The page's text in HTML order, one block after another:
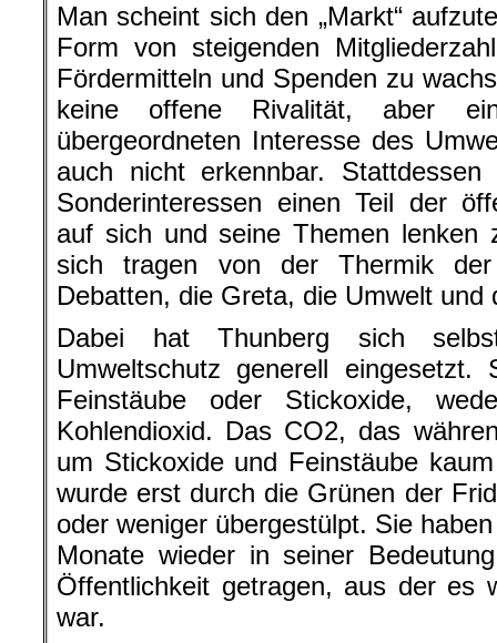
Man scheint sich den „Markt“
Form von steigenden
Fördermitteln und Spenden zu
keine offene Rivalität, aber
übergeordneten Interesse des
auch nicht erkennbar.
Sonderinteressen einen Teil der
auf sich und seine Themen lenken
sich tragen von der Thermik
Debatten, die Greta, die Umwelt
Dabei hat Thunberg sich
Umweltschutz generell
Feinstäube oder Stickoxide,
Kohlendioxid. Das CO2, das
um Stickoxide und Feinstäube
wurde erst durch die Grünen der
oder weniger übergestülpt. Sie
Monate wieder in seiner
Öffentlichkeit getragen, aus der es
war.